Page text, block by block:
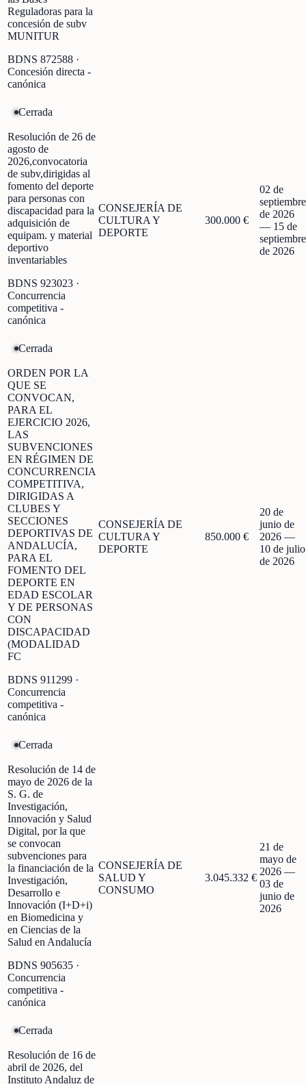
Reguladoras para la
concesión de subv
MUNITUR
BDNS 872588 ·
Concesión directa -
canónica
Cerrada
Resolución de 26 de
agosto de
2026,convocatoria
de subv,dirigidas al
fomento del deporte
para personas con
discapacidad para la
adquisición de
equipam. y material
deportivo
inventariables
BDNS 923023 ·
Concurrencia
competitiva -
canónica
CONSEJERÍA DE
CULTURA Y
DEPORTE
300.000 €
02 de
septiembre
de 2026
— 15 de
septiembre
de 2026
Cerrada
ORDEN POR LA
QUE SE
CONVOCAN,
PARA EL
EJERCICIO 2026,
LAS
SUBVENCIONES
EN RÉGIMEN DE
CONCURRENCIA
COMPETITIVA,
DIRIGIDAS A
CLUBES Y
SECCIONES
DEPORTIVAS DE
ANDALUCÍA,
PARA EL
FOMENTO DEL
DEPORTE EN
EDAD ESCOLAR
Y DE PERSONAS
CON
DISCAPACIDAD
(MODALIDAD
FC
BDNS 911299 ·
Concurrencia
competitiva -
canónica
CONSEJERÍA DE
CULTURA Y
DEPORTE
850.000 €
20 de
junio de
2026 —
10 de julio
de 2026
Cerrada
Resolución de 14 de
mayo de 2026 de la
S. G. de
Investigación,
Innovación y Salud
Digital, por la que
se convocan
subvenciones para
la financiación de la
Investigación,
Desarrollo e
Innovación (I+D+i)
en Biomedicina y
en Ciencias de la
Salud en Andalucía
BDNS 905635 ·
Concurrencia
competitiva -
canónica
CONSEJERÍA DE
SALUD Y
CONSUMO
3.045.332 €
21 de
mayo de
2026 —
03 de
junio de
2026
Cerrada
Resolución de 16 de
abril de 2026, del
Instituto Andaluz de